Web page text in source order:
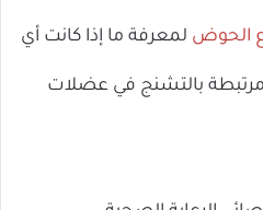
الحوض لمعرفة ما إذا كانت أي
بالتشنج في عضلات